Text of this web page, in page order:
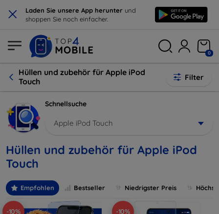
× Laden Sie unsere App herunter und
shoppen Sie noch einfacher.
0
Hüllen und zubehör für Apple iPod
Touch
Filter
Schnellsuche
Apple iPod Touch
Hüllen und zubehör für Apple iPod
Touch
Empfohlen Bestseller Niedrigster Preis
-10% -10%